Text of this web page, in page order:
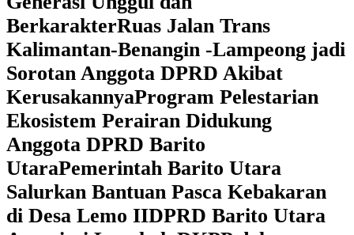
BerkarakterRuas Jalan Trans
Kalimantan-Benangin -Lampeong jadi
Sorotan Anggota DPRD Akibat
KerusakannyaProgram Pelestarian
Ekosistem Perairan Didukung
Anggota DPRD Barito
UtaraPemerintah Barito Utara
Salurkan Bantuan Pasca Kebakaran
di Desa Lemo IIDPRD Barito Utara